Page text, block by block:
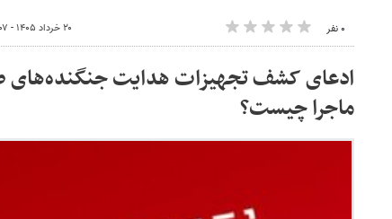
۰ نفر ۲۰ خرداد ۱۴۰۵ - ۱۷:۰۷
ادعای کشف تجهیزات هدایت جنگنده‌های
ماجرا چیست؟